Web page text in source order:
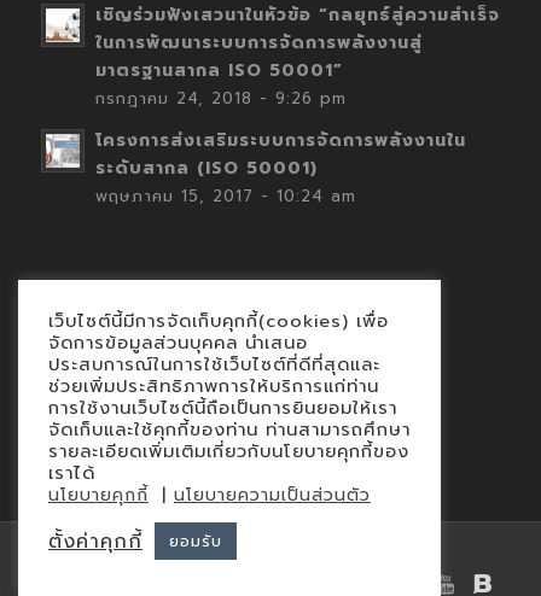
เชิญร่วมฟังเสวนาในหัวข้อ “กลยุทธ์สู่ความสำเร็จ
ในการพัฒนาระบบการจัดการพลังงานสู่
มาตรฐานสากล ISO 50001”
กรกฎาคม 24, 2018 - 9:26 pm
โครงการส่งเสริมระบบการจัดการพลังงานใน
ระดับสากล (ISO 50001)
พฤษภาคม 15, 2017 - 10:24 am
Contact
นโยบายคุกกี้
นโยบายข้อมูลส่วนบุคคล
© Copyright 2015 - iEnergyGuru
เว็บไซต์นี้มีการจัดเก็บคุกกี้(cookies) เพื่อ
จัดการข้อมูลส่วนบุคคล นำเสนอ
ประสบการณ์ในการใช้เว็บไซต์ที่ดีที่สุดและ
ช่วยเพิ่มประสิทธิภาพการให้บริการแก่ท่าน
การใช้งานเว็บไซต์นี้ถือเป็นการยินยอมให้เรา
จัดเก็บและใช้คุกกี้ของท่าน ท่านสามารถศึกษา
รายละเอียดเพิ่มเติมเกี่ยวกับนโยบายคุกกี้ของ
เราได้
นโยบายคุกกี้ | นโยบายความเป็นส่วนตัว
ตั้งค่าคุกกี้ ยอมรับ